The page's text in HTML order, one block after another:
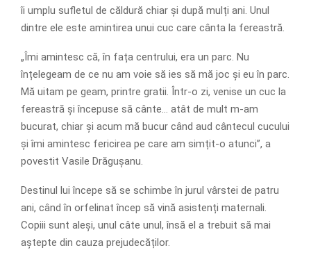
îi umplu sufletul de căldură chiar și după mulți ani. Unul
dintre ele este amintirea unui cuc care cânta la fereastră.
„Îmi amintesc că, în fața centrului, era un parc. Nu
înțelegeam de ce nu am voie să ies să mă joc și eu în parc.
Mă uitam pe geam, printre gratii. Într-o zi, venise un cuc la
fereastră și începuse să cânte… atât de mult m-am
bucurat, chiar și acum mă bucur când aud cântecul cucului
și îmi amintesc fericirea pe care am simțit-o atunci”, a
povestit Vasile Drăgușanu.
Destinul lui începe să se schimbe în jurul vârstei de patru
ani, când în orfelinat încep să vină asistenți maternali.
Copiii sunt aleși, unul câte unul, însă el a trebuit să mai
aștepte din cauza prejudecăților.